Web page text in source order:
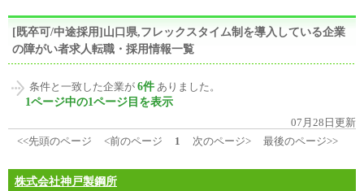
[既卒可/中途採用]山口県,フレックスタイム制を導入している企業
の障がい者求人転職・採用情報一覧
条件と一致した企業が 6件 ありました。
1ページ中の1ページ目を表示
07月28日更新
<<先頭のページ
<前のページ 1 次のページ> 最後のページ>>
株式会社神戸製鋼所